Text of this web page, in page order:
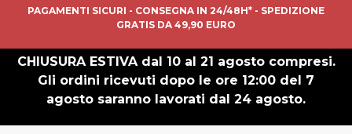
PAGAMENTI SICURI - CONSEGNA IN 24/48H* - SPEDIZIONE
GRATIS DA 49,90 EURO
CHIUSURA ESTIVA dal 10 al 21 agosto compresi.
Gli ordini ricevuti dopo le ore 12:00 del 7
agosto saranno lavorati dal 24 agosto.